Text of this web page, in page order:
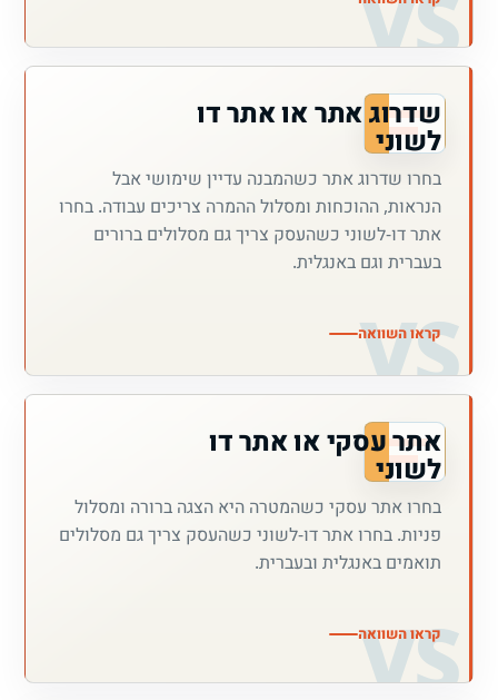
שדרוג אתר או אתר דו
לשוני
בחרו שדרוג אתר כשהמבנה עדיין שימושי אבל
הנראות, ההוכחות ומסלול ההמרה צריכים עבודה. בחרו
אתר דו-לשוני כשהעסק צריך גם מסלולים ברורים
בעברית וגם באנגלית.
קראו השוואה
אתר עסקי או אתר דו
לשוני
בחרו אתר עסקי כשהמטרה היא הצגה ברורה ומסלול
פניות. בחרו אתר דו-לשוני כשהעסק צריך גם מסלולים
תואמים באנגלית ובעברית.
קראו השוואה